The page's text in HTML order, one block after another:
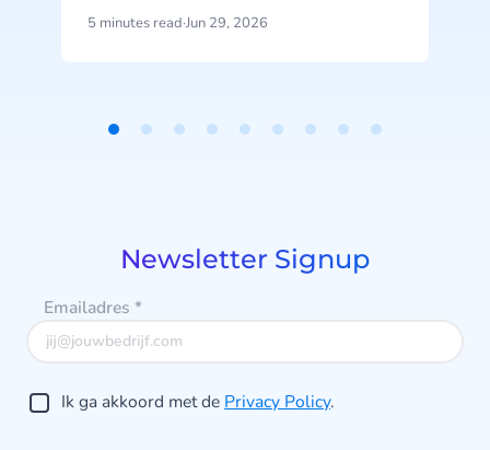
een handvol prompts.
5 minutes read·Jun 29, 2026
Newsletter Signup
Emailadres *
Ik ga akkoord met de Privacy Policy.